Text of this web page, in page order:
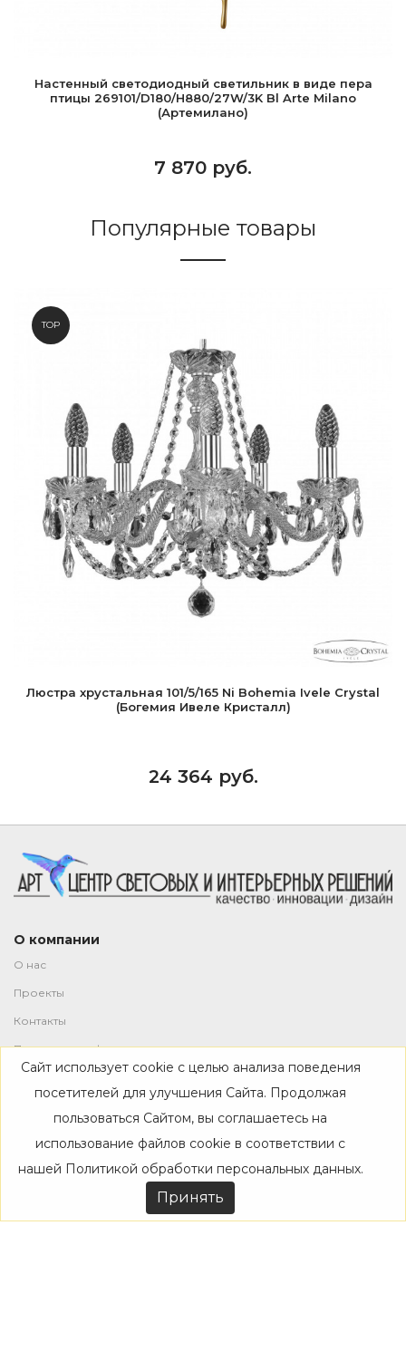
Настенный светодиодный светильник в виде пера
птицы 269101/D180/H880/27W/3K Bl Arte Milano
(Артемилано)
7 870 руб.
Популярные товары
TOP
Люстра хрустальная 101/5/165 Ni Bohemia Ivele Crystal
(Богемия Ивеле Кристалл)
24 364 руб.
О компании
О нас
Проекты
Контакты
Политика конфиденциальности
Магазин
Каталог
Дизайнерам
Акции
Сайт использует cookie с целью анализа поведения
посетителей для улучшения Сайта. Продолжая
пользоваться Сайтом, вы соглашаетесь на
использование файлов cookie в соответствии с
нашей Политикой обработки персональных данных.
Принять